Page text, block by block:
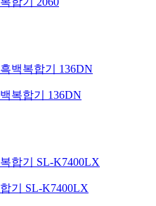
복합기 136DN
기 SL-K7400LX